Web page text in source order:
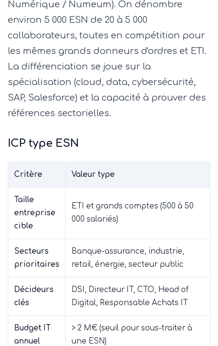
Numérique / Numeum). On dénombre
environ 5 000 ESN de 20 à 5 000
collaborateurs, toutes en compétition pour
les mêmes grands donneurs d'ordres et ETI.
La différenciation se joue sur la
spécialisation (cloud, data, cybersécurité,
SAP, Salesforce) et la capacité à prouver des
références sectorielles.
ICP type ESN
Critère Valeur type
Taille
entreprise
cible
ETI et grands comptes (500 à 50
000 salariés)
Secteurs
prioritaires
Banque-assurance, industrie,
retail, énergie, secteur public
Décideurs
clés
DSI, Directeur IT, CTO, Head of
Digital, Responsable Achats IT
Budget IT
annuel
> 2 M€ (seuil pour sous-traiter à
une ESN)